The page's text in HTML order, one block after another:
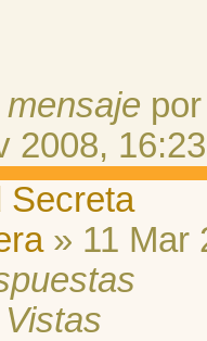
2008, 16:23
Secreta
» 11 Mar
Vistas